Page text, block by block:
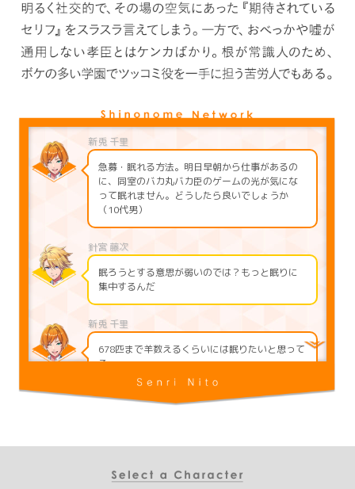
急募・眠れる方法。明日早朝から仕事があるの
に、同室のバカ丸バカ臣のゲームの光が気にな
って眠れません。どうしたら良いでしょうか
（10代男）
眠ろうとする意思が弱いのでは？もっと眠りに
集中するんだ
678匹まで羊数えるくらいには眠りたいと思って
る